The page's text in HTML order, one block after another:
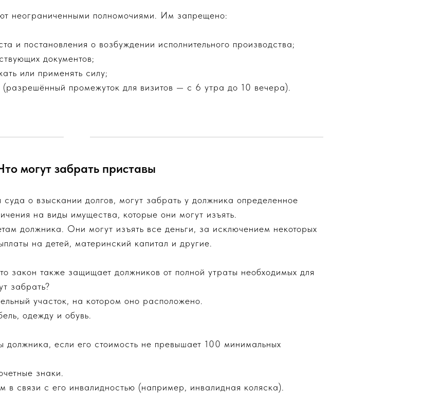
неограниченными полномочиями. Им запрещено:
и постановления о возбуждении исполнительного производства;
документов;
или применять силу;
промежуток для визитов — с 6 утра до 10 вечера).
могут забрать приставы
о взыскании долгов, могут забрать у должника определенное
на виды имущества, которые они могут изъять.
должника. Они могут изъять все деньги, за исключением некоторых
на детей, материнский капитал и другие.
закон также защищает должников от полной утраты необходимых для
забрать?
участок, на котором оно расположено.
одежду и обувь.
если его стоимость не превышает 100 минимальных
знаки.
связи с его инвалидностью (например, инвалидная коляска).